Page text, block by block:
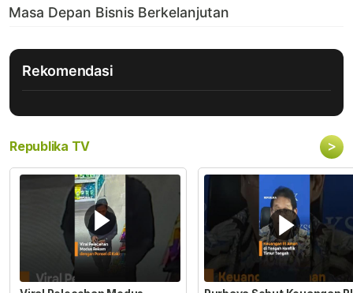
Rekomendasi
Republika TV >